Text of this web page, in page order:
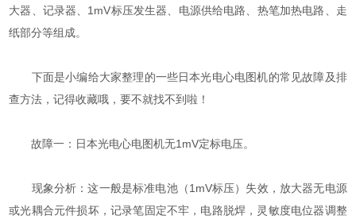
大器、记录器、1mV标压发生器、电源供给电路、热笔加热电路、走
纸部分等组成。
下面是小编给大家整理的一些日本光电心电图机的常见故障及排
查方法，记得收藏哦，要不就找不到啦！
故障一：日本光电心电图机无1mV定标电压。
现象分析：这一般是标准电池（1mV标压）失效，放大器无电源
或光耦合元件损坏，记录笔固定不牢，电路脱焊，灵敏度电位器调整